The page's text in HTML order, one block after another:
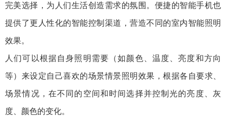
完美选择，为人们生活创造需求的氛围。便捷的智能手机也
提供了更人性化的智能控制渠道，营造不同的室内智能照明
效果。
人们可以根据自身照明需要（如颜色、温度、亮度和方向
等）来设定自己喜欢的场景情景照明效果，根据各自要求、
场景情况，在不同的空间和时间选择并控制光的亮度、灰
度、颜色的变化。